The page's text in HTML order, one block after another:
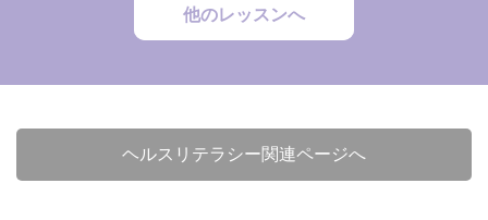
他のレッスンへ
ヘルスリテラシー関連ページへ